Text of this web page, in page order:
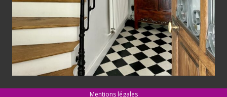
Mentions légales